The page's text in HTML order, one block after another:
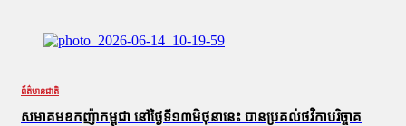
ព័ត៌មានជាតិ
សមាគមឧកញ៉ាកម្ពុជា នៅថ្ងៃទី១៣មិថុនានេះ បានប្រគល់ថវិកាបរិច្ចាគ